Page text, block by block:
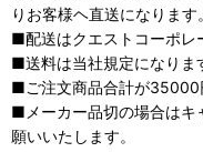
りお客様ヘ直送になります。
■配送はクエストコーポレ
■送料は当社規定になりま
■ご注文商品合計が35000
■メーカー品切の場合はキ
願いいたします。